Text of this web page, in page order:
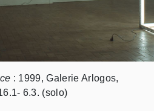
: 1999, Galerie Arlogos,
6.3. (solo)